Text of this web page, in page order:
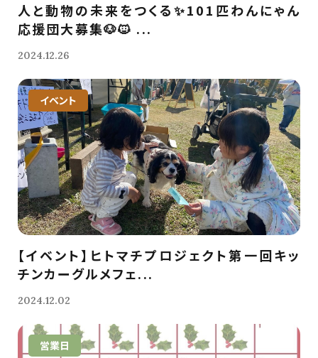
人と動物の未来をつくる✨101匹わんにゃん
応援団大募集🐶🐱 ...
2024.12.26
イベント
【イベント】ヒトマチプロジェクト第一回キッ
チンカーグルメフェ...
2024.12.02
営業日